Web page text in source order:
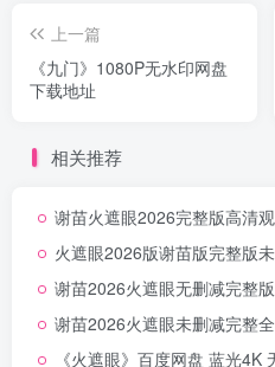
上一篇
《九门》1080P无水印网盘
下载地址
相关推荐
谢苗火遮眼2026完整版高清
火遮眼2026版谢苗版完整版
谢苗2026火遮眼无删减完整
谢苗2026火遮眼未删减完整
《火遮眼》百度网盘 蓝光4K